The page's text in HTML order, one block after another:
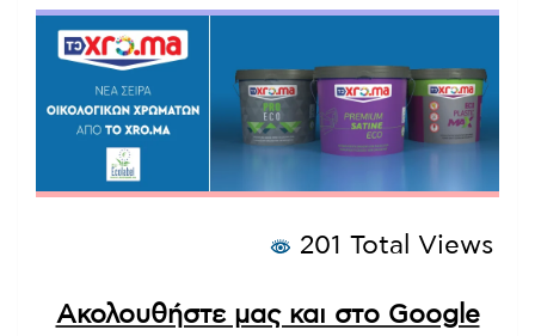
201 Total Views
Ακολουθήστε μας και στο Google